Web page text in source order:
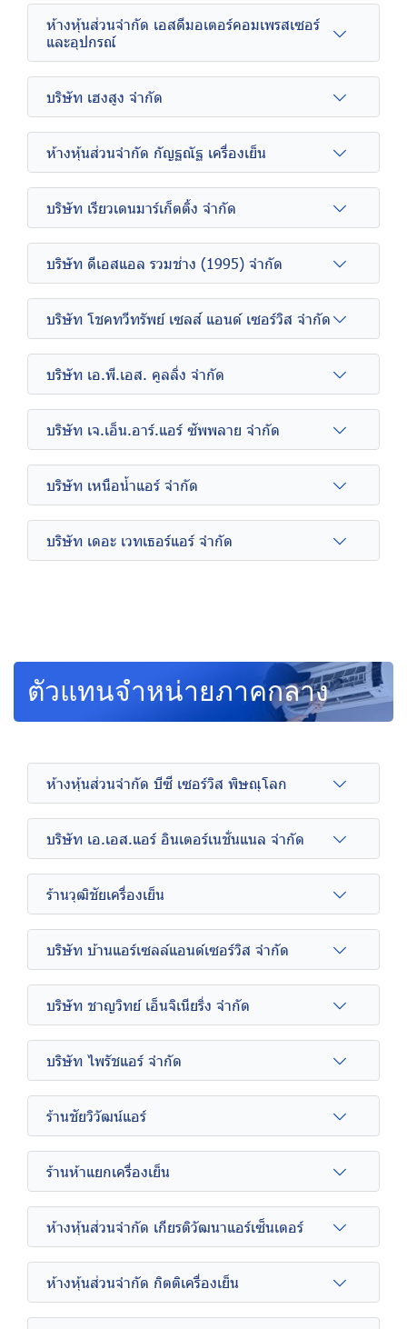
ห้างหุ้นส่วนจำกัด เอสดีมอเตอร์คอมเพรสเซอร์
และอุปกรณ์
บริษัท เฮงสูง จำกัด
ห้างหุ้นส่วนจำกัด กัญฐณัฐ เครื่องเย็น
บริษัท เรียวเดนมาร์เก็ตติ้ง จำกัด
บริษัท ดีเอสแอล รวมช่าง (1995) จำกัด
บริษัท โชคทวีทรัพย์ เซลส์ แอนด์ เซอร์วิส จำกัด
บริษัท เอ.พี.เอส. คูลลิ่ง จำกัด
บริษัท เจ.เอ็น.อาร์.แอร์ ซัพพลาย จำกัด
บริษัท เหนือน้ำแอร์ จำกัด
บริษัท เดอะ เวทเธอร์แอร์ จำกัด
ตัวแทนจำหน่ายภาคกลาง
ห้างหุ้นส่วนจำกัด บีซี เซอร์วิส พิษณุโลก
บริษัท เอ.เอส.แอร์ อินเตอร์เนชั่นแนล จำกัด
ร้านวุฒิชัยเครื่องเย็น
บริษัท บ้านแอร์เซลล์แอนด์เซอร์วิส จำกัด
บริษัท ชาญวิทย์ เอ็นจิเนียริ่ง จำกัด
บริษัท ไพรัชแอร์ จำกัด
ร้านชัยวิวัฒน์แอร์
ร้านห้าแยกเครื่องเย็น
ห้างหุ้นส่วนจำกัด เกียรติวัฒนาแอร์เซ็นเตอร์
ห้างหุ้นส่วนจำกัด กิตติเครื่องเย็น